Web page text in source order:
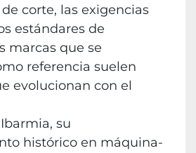
corte, las exigencias
estándares de
marcas que se
referencia suelen
evolucionan con el
su
histórico en máquina-